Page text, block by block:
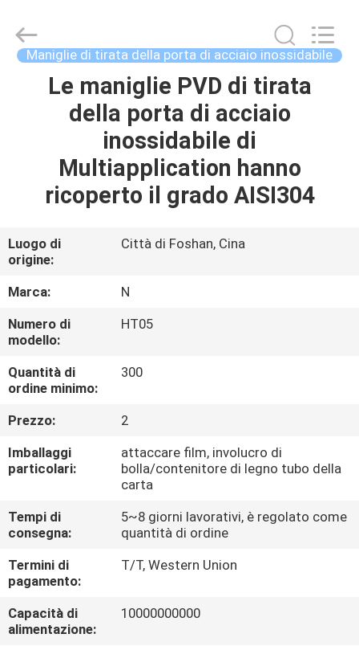
CASA
PRODOTTI
CIRCA
GIRO
DELLA
FABBRICA
CONTROLLO
DI
QUALITÀ
CONTATTICI
NOTIZIE
CASI
inossidabile
fornitore.
CopyrightManiglie di tirata della porta di acciaio inossidabile
Le maniglie PVD di tirata
della porta di acciaio
inossidabile di
Multiapplication hanno
ricoperto il grado AISI304
Luogo di
origine:
Città di Foshan, Cina
Marca:
N
Numero di
modello:
HT05
Quantità di
ordine minimo:
300
Prezzo:
2
Imballaggi
particolari:
attaccare film, involucro di
bolla/contenitore di legno tubo della
carta
Tempi di
consegna:
5~8 giorni lavorativi, è regolato come
quantità di ordine
Termini di
pagamento:
T/T, Western Union
Capacità di
alimentazione:
10000000000